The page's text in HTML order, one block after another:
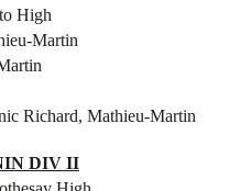
High
Martin
Richard, Mathieu-Martin
DIV II